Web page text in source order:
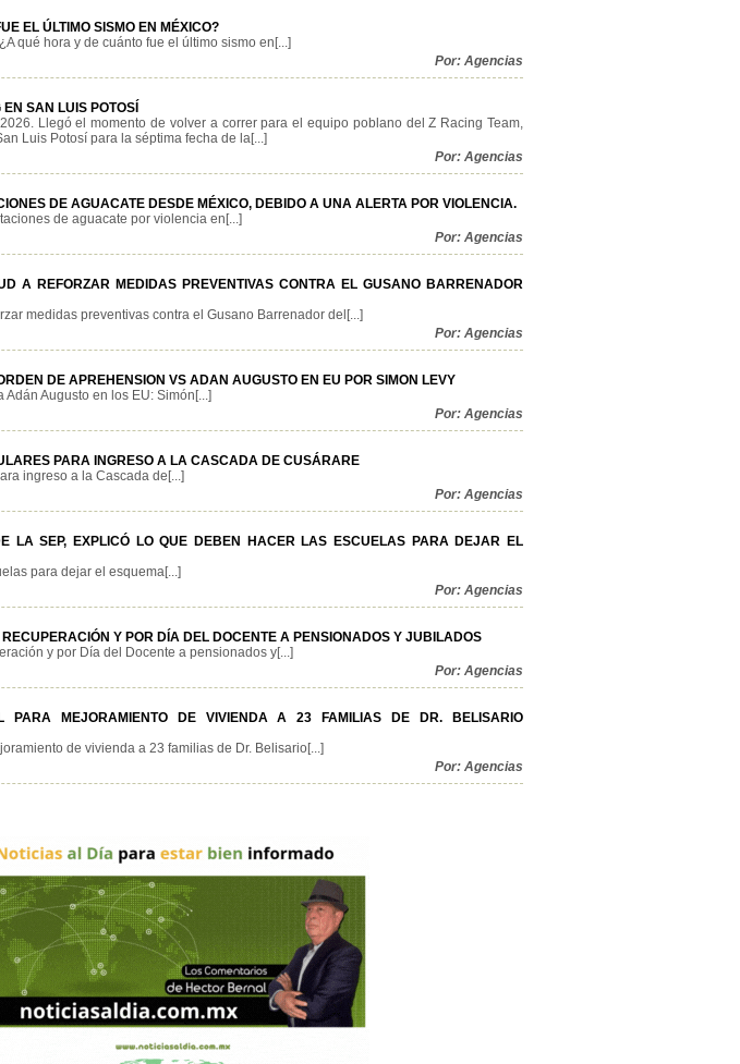
EL ÚLTIMO SISMO EN MÉXICO?
qué hora y de cuánto fue el último sismo en[...]
Por: Agencias
SAN LUIS POTOSÍ
Llegó el momento de volver a correr para el equipo poblano del Z Racing Team,
Luis Potosí para la séptima fecha de la[...]
Por: Agencias
DE AGUACATE DESDE MÉXICO, DEBIDO A UNA ALERTA POR VIOLENCIA.
de aguacate por violencia en[...]
Por: Agencias
A REFORZAR MEDIDAS PREVENTIVAS CONTRA EL GUSANO BARRENADOR
medidas preventivas contra el Gusano Barrenador del[...]
Por: Agencias
DE APREHENSION VS ADAN AUGUSTO EN EU POR SIMON LEVY
Augusto en los EU: Simón[...]
Por: Agencias
PARA INGRESO A LA CASCADA DE CUSÁRARE
ingreso a la Cascada de[...]
Por: Agencias
LA SEP, EXPLICÓ LO QUE DEBEN HACER LAS ESCUELAS PARA DEJAR EL
para dejar el esquema[...]
Por: Agencias
Y POR DÍA DEL DOCENTE A PENSIONADOS Y JUBILADOS
y por Día del Docente a pensionados y[...]
Por: Agencias
PARA MEJORAMIENTO DE VIVIENDA A 23 FAMILIAS DE DR. BELISARIO
de vivienda a 23 familias de Dr. Belisario[...]
Por: Agencias